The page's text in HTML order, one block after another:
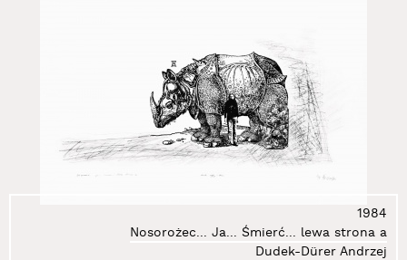
1984
Nosorożec... Ja... Śmierć... lewa strona a
Dudek-Dürer Andrzej